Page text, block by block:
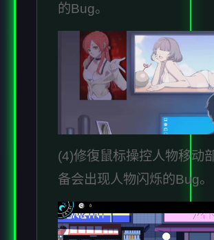
的Bug。
(4)修復鼠标操控人物移动
备会出现人物闪烁的Bug。